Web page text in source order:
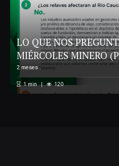
LO QUE NOS
MIÉRCOLES MINERO
2 meses .
1min 120